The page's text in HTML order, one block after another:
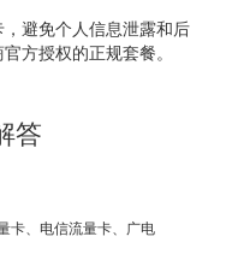
避免个人信息泄露和后
方授权的正规套餐。
答
卡、电信流量卡、广电